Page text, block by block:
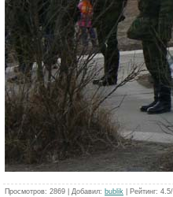
Просмотров: 2869 | Добавил: bublik Рейтинг: